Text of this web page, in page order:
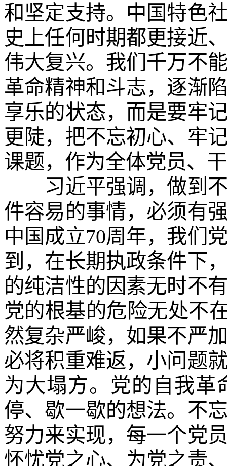
和坚定支持。中国特色
史上任何时期都更接近
伟大复兴。我们千万不
革命精神和斗志，逐渐
享乐的状态，而是要牢
更陡，把不忘初心、牢
课题，作为全体党员、
习近平强调，做到不
件容易的事情，必须有
中国成立70周年，我们
到，在长期执政条件下
的纯洁性的因素无时不
党的根基的危险无处不
然复杂严峻，如果不严
必将积重难返，小问题
为大塌方。党的自我革
停、歇一歇的想法。不
努力来实现，每一个党
怀忧党之心、为党之责